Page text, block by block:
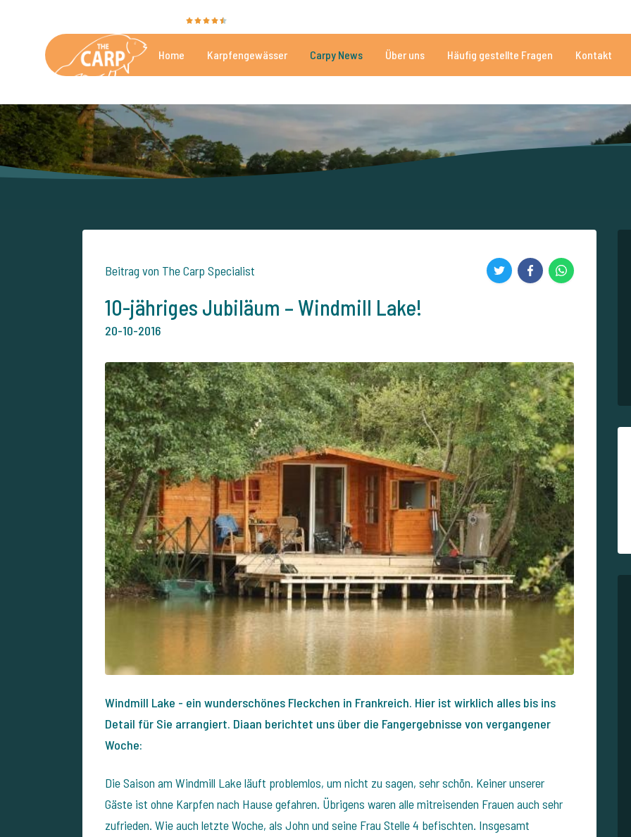
Home Karpfengewässer Carpy News Über uns Häufig gestellte Fragen Kontakt
Beitrag von The Carp Specialist
10-jähriges Jubiläum – Windmill Lake!
20-10-2016
Windmill Lake - ein wunderschönes Fleckchen in Frankreich. Hier ist wirklich alles bis ins
Detail für Sie arrangiert. Diaan berichtet uns über die Fangergebnisse von vergangener
Woche:
Die Saison am Windmill Lake läuft problemlos, um nicht zu sagen, sehr schön. Keiner unserer
Gäste ist ohne Karpfen nach Hause gefahren. Übrigens waren alle mitreisenden Frauen auch sehr
zufrieden. Wie auch letzte Woche, als John und seine Frau Stelle 4 befischten. Insgesamt